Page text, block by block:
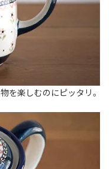
を楽しむのにピッタリ。